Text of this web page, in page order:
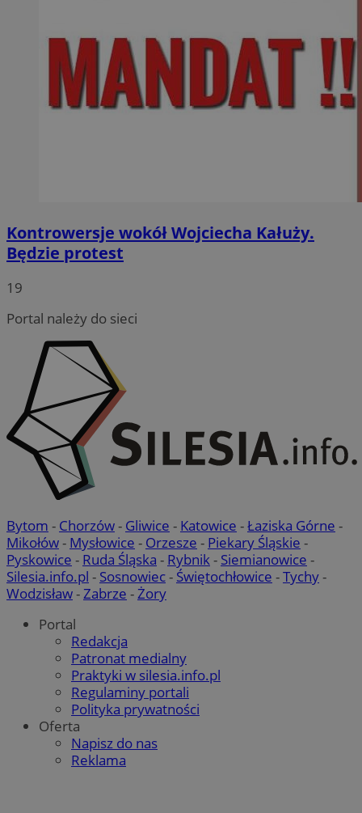
Kontrowersje wokół Wojciecha Kałuży.
Będzie protest
19
Portal należy do sieci
Bytom - Chorzów- Gliwice - Katowice -Łaziska Górne -
Mikołów- Mysłowice - Orzesze - Piekary Śląskie -
Pyskowice - Ruda Śląska - Rybnik- Siemianowice -
Silesia.info.pl - Sosnowiec- Świętochłowice -Tychy-
Wodzisław-Zabrze -Żory
Portal
Redakcja
Patronat medialny
Praktyki w silesia.info.pl
Regulaminy portali
Polityka prywatności
Oferta
Napisz do nas
Reklama